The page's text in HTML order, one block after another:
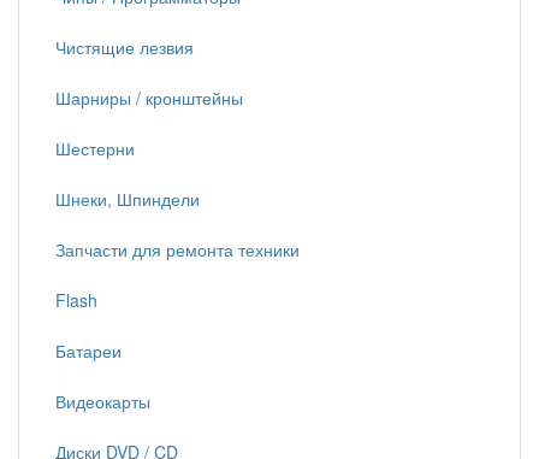
Чистящие лезвия
Шарниры / кронштейны
Шестерни
Шнеки, Шпиндели
Запчасти для ремонта техники
Flash
Батареи
Видеокарты
Диски DVD / CD